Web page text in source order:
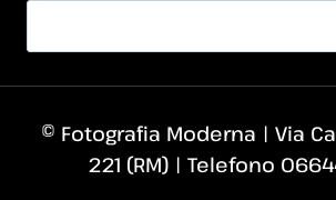
© Fotografia Moderna | Via
221 (RM) | Telefono